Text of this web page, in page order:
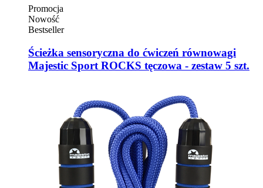
Promocja
Nowość
Bestseller
Ścieżka sensoryczna do ćwiczeń równowagi
Majestic Sport ROCKS tęczowa - zestaw 5 szt.